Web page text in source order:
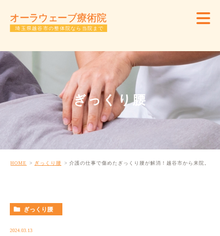
ぎっくり腰
HOME ぎっくり腰 介護の仕事で傷めたぎっくり腰が解消！越谷市から来院。
ぎっくり腰
2024.03.13